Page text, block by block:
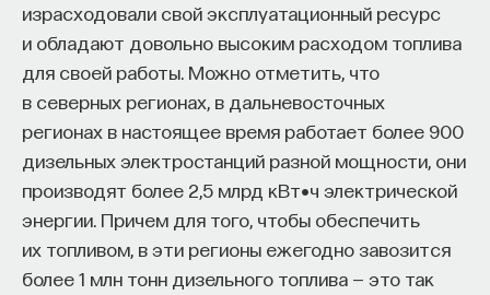
израсходовали свой эксплуатационный ресурс
и обладают довольно высоким расходом топлива
для своей работы. Можно отметить, что
в северных регионах, в дальневосточных
регионах в настоящее время работает более 900
дизельных электростанций разной мощности, они
производят более 2,5 млрд кВт•ч электрической
энергии. Причем для того, чтобы обеспечить
их топливом, в эти регионы ежегодно завозится
более 1 млн тонн дизельного топлива — это так
НАПИСАТЬ НАМ
НАД МАТЕРИАЛОМ РАБОТАЛИ
Михаил Полуэктов
кандидат медицинских наук, доцент Первого
МГМУ им. И. М. Сеченова
Мэддисон, выяснилось, что этот мир
устроен совсем не так, как мы думали:
в этом мире существуют две траектории
движения стран. Это как первая и вторая
космические скорости. Примерно 175 стран
из 200 движутся по первой космической
скорости, они растут, но не очень быстро.
А около 25 стран находятся на второй
скорости, они растут очень быстро.